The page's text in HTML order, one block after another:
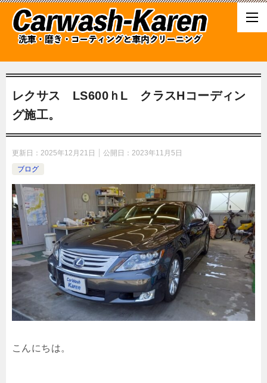
レクサス LS600ｈL クラスHコーディン
グ施工。
更新日： 2025年12月21日 公開日： 2023年11月5日
ブログ
こんにちは。